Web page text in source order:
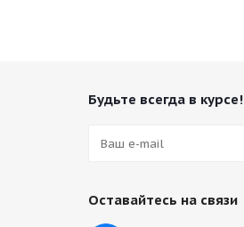
Будьте всегда в курсе!
Оставайтесь на связи